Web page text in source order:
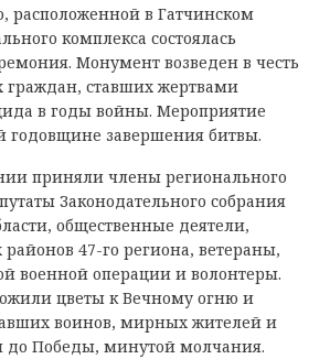
расположенной в Гатчинском
комплекса состоялась
Монумент возведен в честь
граждан, ставших жертвами
в годы войны. Мероприятие
годовщине завершения битвы.
приняли члены регионального
Законодательного собрания
общественные деятели,
районов 47-го региона, ветераны,
военной операции и волонтеры.
цветы к Вечному огню и
воинов, мирных жителей и
до Победы, минутой молчания.